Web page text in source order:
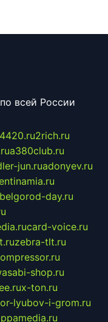
всей России
2rich.ru
a380club.ru
jun.ruadonyev.ru
belgorod-day.ru
card-voice.ru
zebra-tlt.ru
shop.ru
x-ton.ru
lyubov-i-grom.ru